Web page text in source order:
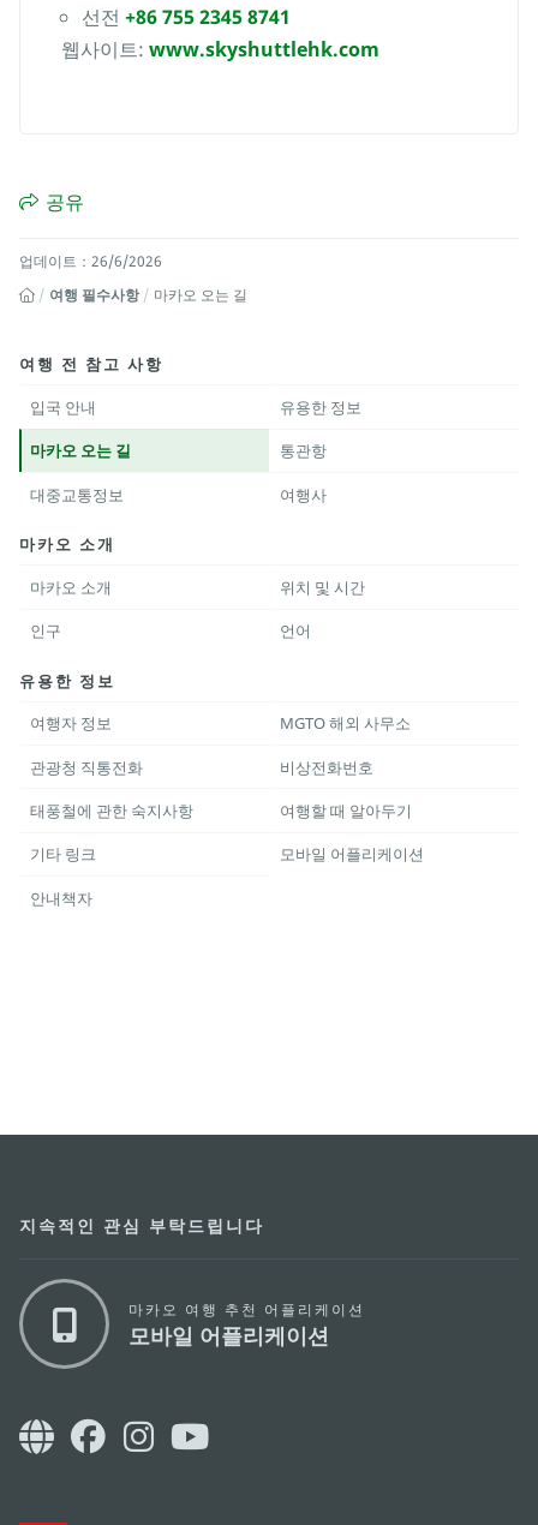
선전+86 755 2345 8741
웹사이트: www.skyshuttlehk.com
공유
업데이트：26/6/2026
여행 필수사항
마카오 오는 길
여행 전 참고 사항
입국 안내
유용한 정보
마카오 오는 길 통관항
대중교통정보 여행사
마카오 소개
마카오 소개
위치 및 시간
인구 언어
유용한 정보
여행자 정보
MGTO 해외 사무소
관광청 직통전화 비상전화번호
태풍철에 관한 숙지사항 여행할 때 알아두기
기타 링크 모바일 어플리케이션
안내책자
지속적인 관심 부탁드립니다
마카오 여행 추천 어플리케이션
모바일 어플리케이션